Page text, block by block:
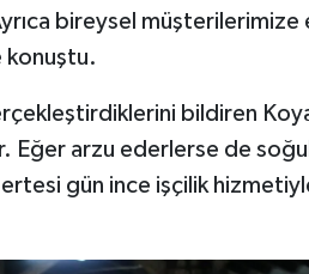
bireysel müşterilerimize
konuştu.
bildiren
Eğer arzu ederlerse de
gün ince işçilik